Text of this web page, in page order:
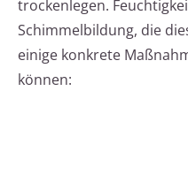
trockenlegen.
Schimmelbildung, die
einige konkrete
können: